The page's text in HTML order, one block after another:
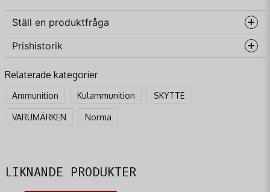
Varför Norma Oryx 30-06 11,7g (180 gr) är
det Optimala Valet:
Blyfri Bondad Konstruktion – Överlägsen
Restvikt:
Oryx-kulan är en
innebär att blykärnan är kemiskt sammanfogad med
mantelns insida. Denna konstruktion minimerar
risken för separation av kärnan och garanterar en
nå vitala organ på större vilt.
Ställ en produktfråga
question
Fråga oss något om denna produkten...
name
Namn
Mejladress
Prishistorik
Relaterade kategorier
Ammunition Kulammunition SKYTTE
VARUMÄRKEN Norma
LIKNANDE PRODUKTER